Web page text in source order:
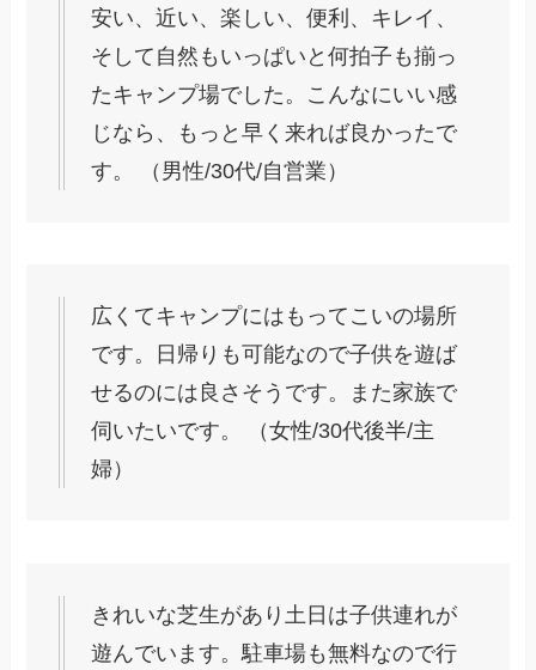
安い、近い、楽しい、便利、キレイ、
そして自然もいっぱいと何拍子も揃っ
たキャンプ場でした。こんなにいい感
じなら、もっと早く来れば良かったで
す。 （男性/30代/自営業）
広くてキャンプにはもってこいの場所
です。日帰りも可能なので子供を遊ば
せるのには良さそうです。また家族で
伺いたいです。 （女性/30代後半/主
婦）
きれいな芝生があり土日は子供連れが
遊んでいます。駐車場も無料なので行